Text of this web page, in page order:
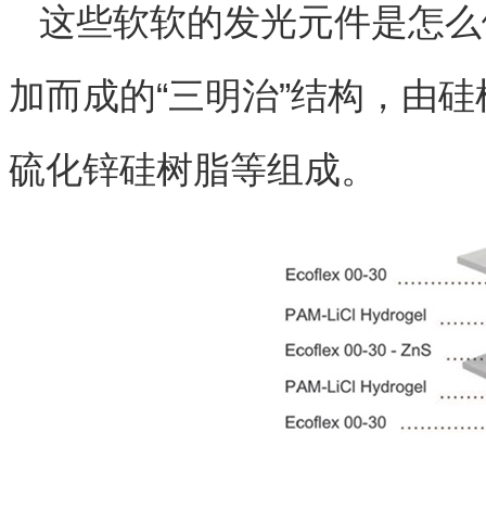
这些软软的发光元件是怎
加而成的“三明治”结构，由
硫化锌硅树脂等组成。